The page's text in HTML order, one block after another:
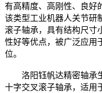
有高精度、高刚性、良好
该类型工业机器人关节研
滚子轴承，具有结构尺寸
性好等优点，被广泛应用
位。
洛阳钰帆达精密轴承
十字交叉滚子轴承，适用